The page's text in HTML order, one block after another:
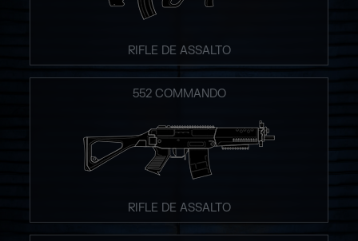
RIFLE DE ASSALTO
552 COMMANDO
RIFLE DE ASSALTO